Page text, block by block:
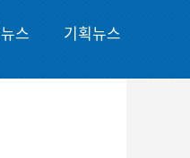
공지사항
스 기획뉴스